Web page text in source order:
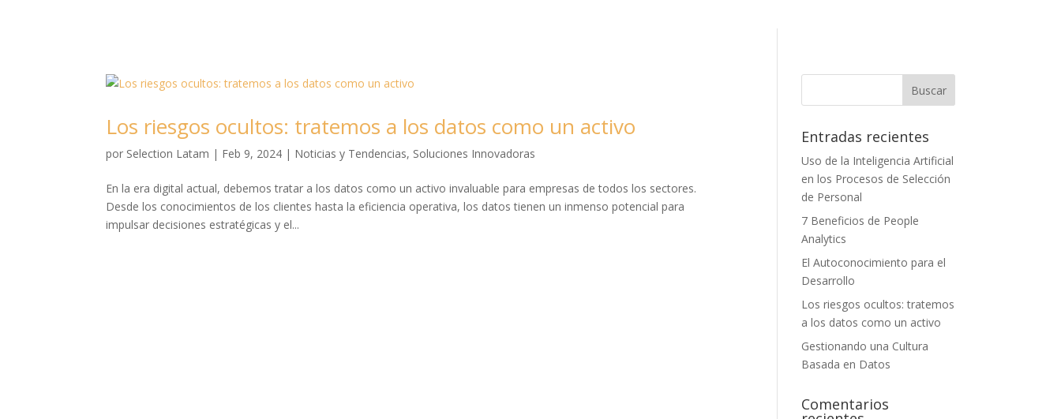
Los riesgos ocultos: tratemos a los datos como un activo
por Selection Latam | Feb 9, 2024 | Noticias y Tendencias, Soluciones Innovadoras
En la era digital actual, debemos tratar a los datos como un activo invaluable para empresas de todos los sectores.
Desde los conocimientos de los clientes hasta la eficiencia operativa, los datos tienen un inmenso potencial para
impulsar decisiones estratégicas y el...
Entradas recientes
Uso de la Inteligencia Artificial
en los Procesos de Selección
de Personal
7 Beneficios de People
Analytics
El Autoconocimiento para el
Desarrollo
Los riesgos ocultos: tratemos
a los datos como un activo
Gestionando una Cultura
Basada en Datos
Comentarios